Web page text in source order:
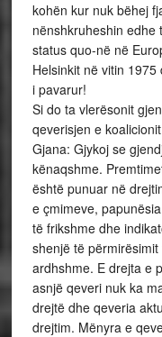
kohën kur nuk bëhej
nënshkruheshin edhe
status quo-në në
Helsinkit në vitin
i pavarur!
Si do ta vlerësonit
qeverisjen e
Gjana: Gjykoj se
kënaqshme.
është punuar në
e çmimeve,
të frikshme dhe
shenjë të
ardhshme. E drejta e
asnjë qeveri nuk ka
drejtë dhe qeveria
drejtim. Mënyra e